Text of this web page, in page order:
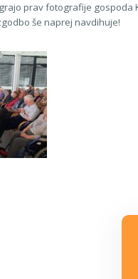
prav fotografije gospoda
še naprej navdihuje!